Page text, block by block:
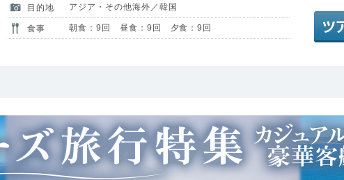
目的地 アジア・その他海外／韓国
食事 朝食：9回 昼食：9回 夕食：9回